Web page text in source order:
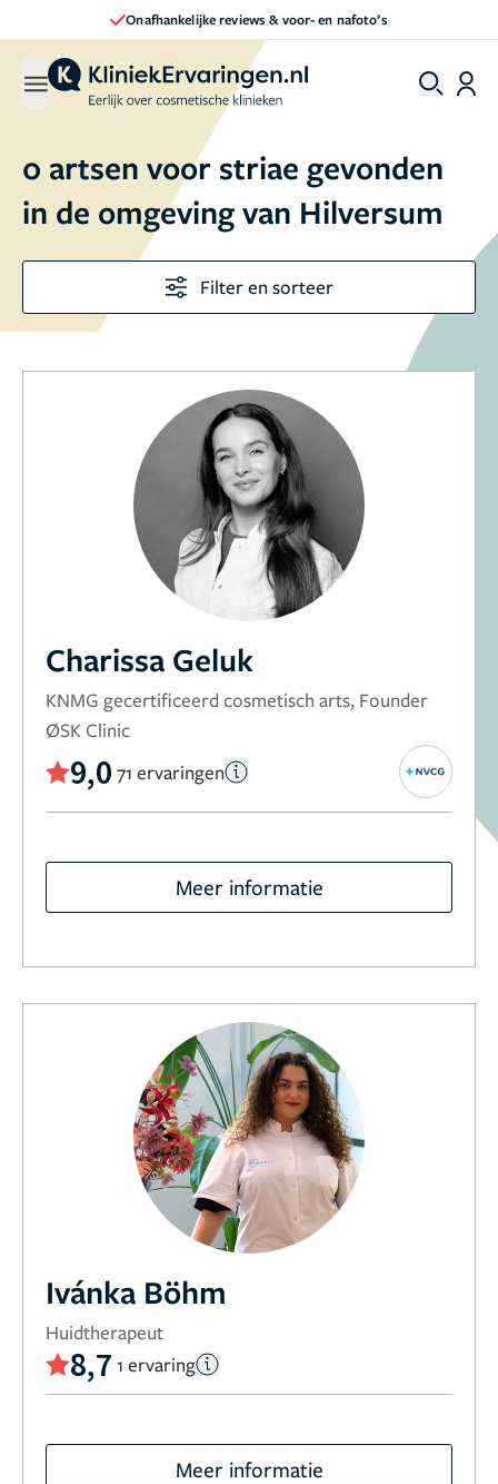
Onafhankelijke reviews & voor- en nafoto’s
0 artsen voor striae gevonden
in de omgeving van Hilversum
Filter en sorteer
Charissa Geluk
KNMG gecertificeerd cosmetisch arts, Founder
ØSK Clinic
9,0 71 ervaringen
Meer informatie
Ivánka Böhm
Huidtherapeut
8,7 1 ervaring
Meer informatie